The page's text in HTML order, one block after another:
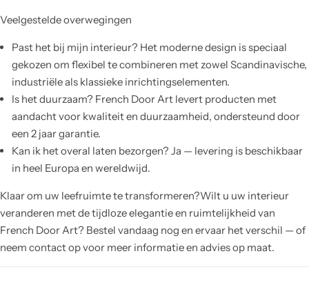
Veelgestelde overwegingen
Past het bij mijn interieur? Het moderne design is speciaal
gekozen om flexibel te combineren met zowel Scandinavische,
industriële als klassieke inrichtingselementen.
Is het duurzaam? French Door Art levert producten met
aandacht voor kwaliteit en duurzaamheid, ondersteund door
een 2 jaar garantie.
Kan ik het overal laten bezorgen? Ja — levering is beschikbaar
in heel Europa en wereldwijd.
Klaar om uw leefruimte te transformeren?Wilt u uw interieur
veranderen met de tijdloze elegantie en ruimtelijkheid van
French Door Art? Bestel vandaag nog en ervaar het verschil — of
neem contact op voor meer informatie en advies op maat.